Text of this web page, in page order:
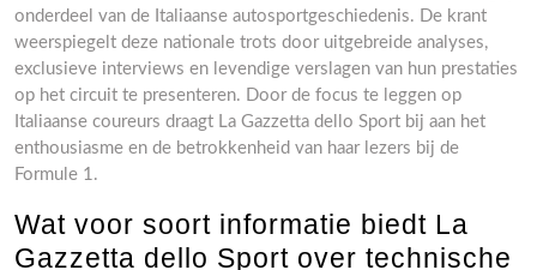
onderdeel van de Italiaanse autosportgeschiedenis. De krant
weerspiegelt deze nationale trots door uitgebreide analyses,
exclusieve interviews en levendige verslagen van hun prestaties
op het circuit te presenteren. Door de focus te leggen op
Italiaanse coureurs draagt La Gazzetta dello Sport bij aan het
enthousiasme en de betrokkenheid van haar lezers bij de
Formule 1.
Wat voor soort informatie biedt La
Gazzetta dello Sport over technische